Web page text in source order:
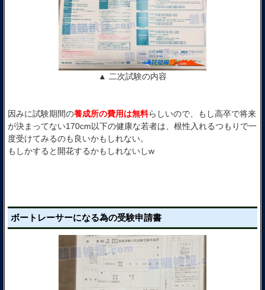
▲ 二次試験の内容
因みに試験期間の養成所の費用は無料らしいので、もし高卒で将来
が決まってない170cm以下の健康な若者は、根性入れるつもりで一
度受けてみるのも良いかもしれない。
もしかすると開花するかもしれないしw
ボートレーサーになる為の受験申請書